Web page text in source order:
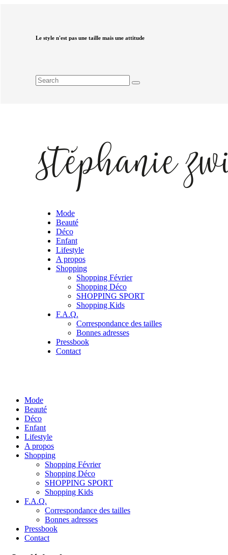
Le style n'est pas une taille mais une attitude
Mode
Beauté
Déco
Enfant
Lifestyle
A propos
Shopping
Shopping Février
Shopping Déco
SHOPPING SPORT
Shopping Kids
F.A.Q.
Correspondance des tailles
Bonnes adresses
Pressbook
Contact
Mode
Beauté
Déco
Enfant
Lifestyle
A propos
Shopping
Shopping Février
Shopping Déco
SHOPPING SPORT
Shopping Kids
F.A.Q.
Correspondance des tailles
Bonnes adresses
Pressbook
Contact